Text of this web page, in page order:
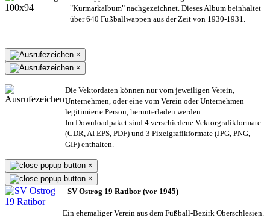
"Kurmarkalbum" nachgezeichnet. Dieses Album beinhaltet
über 640 Fußballwappen aus der Zeit von 1930-1931.
×
×
Die Vektordaten können nur vom jeweiligen Verein,
Unternehmen, oder eine vom Verein oder Unternehmen
legitimierte Person, herunterladen werden.
Im Downloadpaket sind 4 verschiedene Vektorgrafikformate
(CDR, AI EPS, PDF) und 3 Pixelgrafikformate (JPG, PNG,
GIF) enthalten.
×
×
SV Ostrog 19 Ratibor (vor 1945)
Ein ehemaliger Verein aus dem Fußball-Bezirk Oberschlesien.